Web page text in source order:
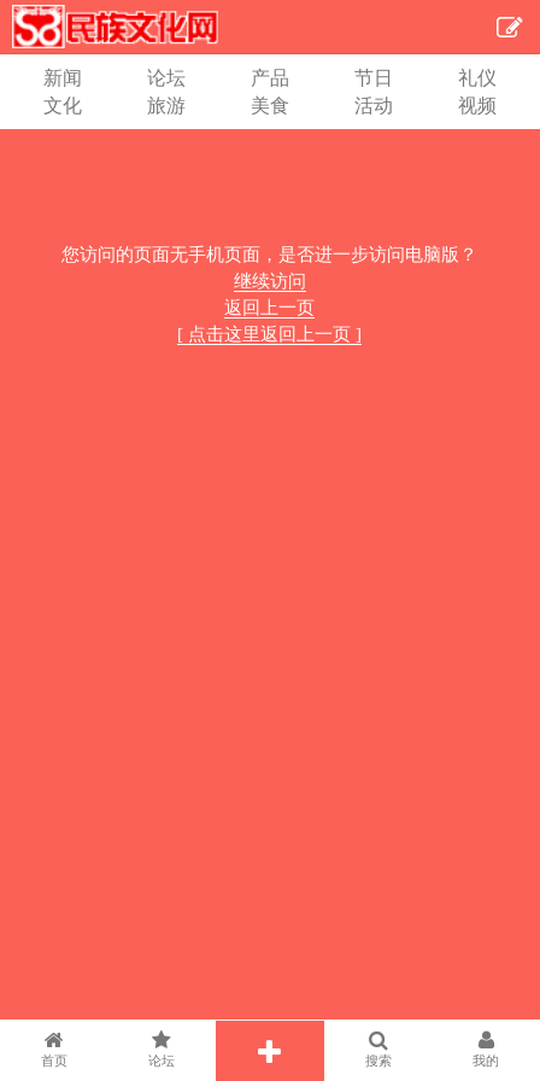
新闻 论坛 产品 节日
礼仪
文化
旅游 美食 活动 视频
您访问的页面无手机页面，是否进一步访问电脑版？
继续访问
返回上一页
[ 点击这里返回上一页 ]
首页 论坛 搜索 我的